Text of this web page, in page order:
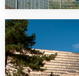
meer
over